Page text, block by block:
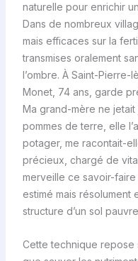
naturelle pour enrichir
Dans de nombreux
mais efficaces sur la
transmises oralement
l’ombre. À Saint-Pierre-
Monet, 74 ans, garde
Ma grand-mère ne jetait
pommes de terre, elle
potager, me racontait-
précieux, chargé de
merveille ce savoir-
estimé mais résolument
structure d’un sol
Cette technique repose